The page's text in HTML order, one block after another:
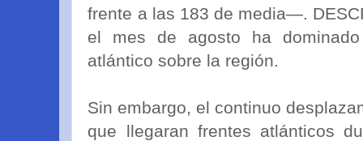
frente a las 183 de media—.
el mes de agosto ha
atlántico sobre la región.
Sin embargo, el continuo
que llegaran frentes atlánticos